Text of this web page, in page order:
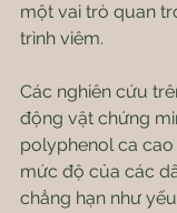
một vai trò quan
trình viêm.
Các nghiên cứu
động vật chứng
polyphenol ca
mức độ của các
chẳng hạn như